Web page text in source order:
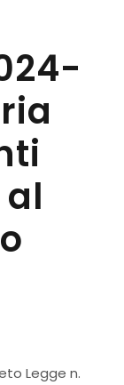
Legge n.